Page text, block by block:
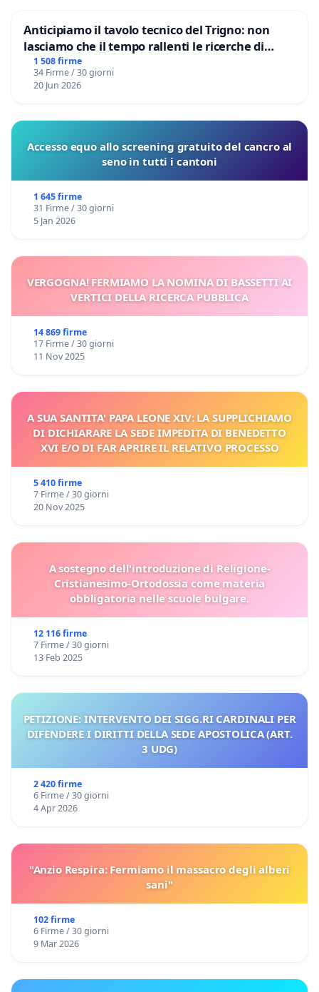
Anticipiamo il tavolo tecnico del Trigno: non
lasciamo che il tempo rallenti le ricerche di
Domenico Racanati
1 508 firme
34 Firme / 30 giorni
20 Jun 2026
Accesso equo allo screening gratuito del cancro al
seno in tutti i cantoni
1 645 firme
31 Firme / 30 giorni
5 Jan 2026
VERGOGNA! FERMIAMO LA NOMINA DI BASSETTI AI
VERTICI DELLA RICERCA PUBBLICA
14 869 firme
17 Firme / 30 giorni
11 Nov 2025
A SUA SANTITA' PAPA LEONE XIV: LA SUPPLICHIAMO
DI DICHIARARE LA SEDE IMPEDITA DI BENEDETTO
XVI E/O DI FAR APRIRE IL RELATIVO PROCESSO
5 410 firme
7 Firme / 30 giorni
20 Nov 2025
A sostegno dell'introduzione di Religione-
Cristianesimo-Ortodossia come materia
obbligatoria nelle scuole bulgare.
12 116 firme
7 Firme / 30 giorni
13 Feb 2025
PETIZIONE: INTERVENTO DEI SIGG.RI CARDINALI PER
DIFENDERE I DIRITTI DELLA SEDE APOSTOLICA (ART.
3 UDG)
2 420 firme
6 Firme / 30 giorni
4 Apr 2026
"Anzio Respira: Fermiamo il massacro degli alberi
sani"
102 firme
6 Firme / 30 giorni
9 Mar 2026